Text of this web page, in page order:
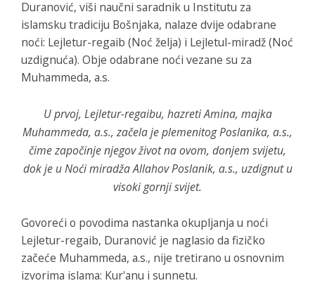
Duranović, viši naučni saradnik u Institutu za
islamsku tradiciju Bošnjaka, nalaze dvije odabrane
noći: Lejletur-regaib (Noć želja) i Lejletul-miradž (Noć
uzdignuća). Obje odabrane noći vezane su za
Muhammeda, a.s.
U prvoj, Lejletur-regaibu, hazreti Amina, majka
Muhammeda, a.s., začela je plemenitog Poslanika, a.s.,
čime započinje njegov život na ovom, donjem svijetu,
dok je u Noći miradža Allahov Poslanik, a.s., uzdignut u
visoki gornji svijet.
Govoreći o povodima nastanka okupljanja u noći
Lejletur-regaib, Duranović je naglasio da fizičko
začeće Muhammeda, a.s., nije tretirano u osnovnim
izvorima islama: Kur'anu i sunnetu.